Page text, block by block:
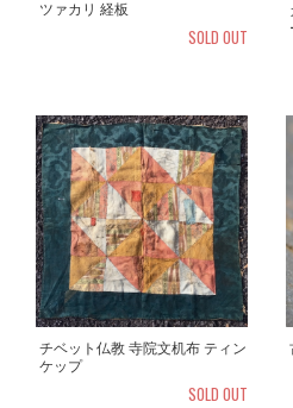
ツァカリ 経板
SOLD OUT
チベット仏教 寺院文机布 ティン
ケップ
SOLD OUT